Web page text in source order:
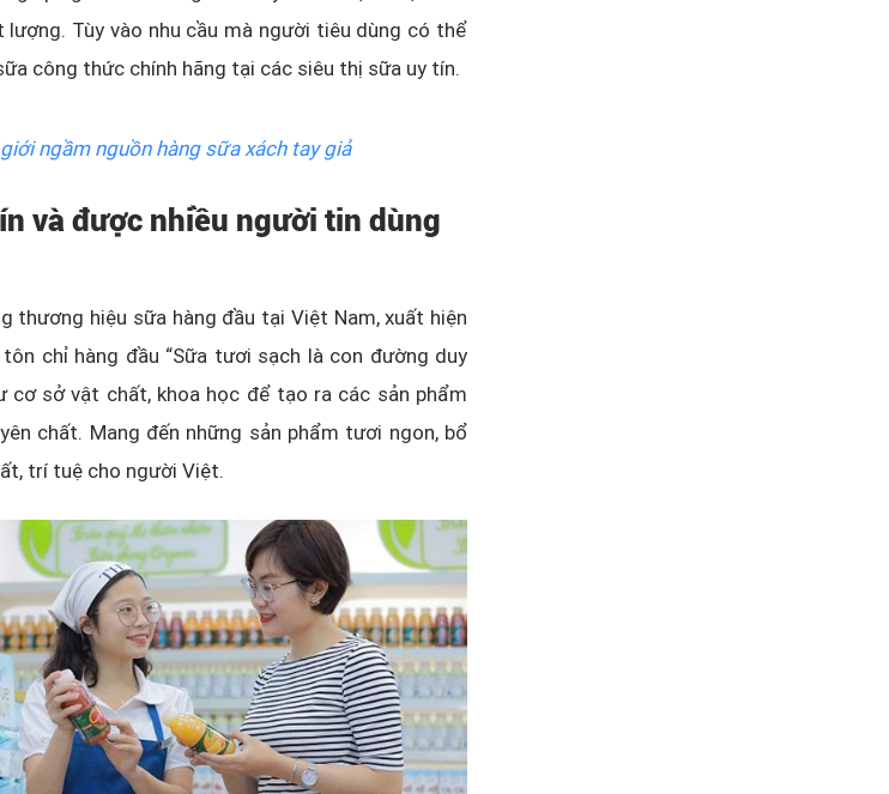
lượng. Tùy vào nhu cầu mà người tiêu dùng có thể
công thức chính hãng tại các siêu thị sữa uy tín.
ngầm nguồn hàng sữa xách tay giả
và được nhiều người tin dùng
hiệu sữa hàng đầu tại Việt Nam, xuất hiện
chỉ hàng đầu “Sữa tươi sạch là con đường duy
cơ sở vật chất, khoa học để tạo ra các sản phẩm
chất. Mang đến những sản phẩm tươi ngon, bổ
trí tuệ cho người Việt.